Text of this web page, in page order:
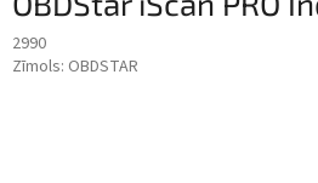
2990
Zīmols: OBDSTAR